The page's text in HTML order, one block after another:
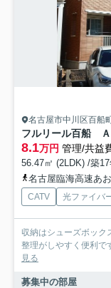
名古屋市中川区百船
フルリール百船 Ａ
8.1万円 管理/共益
56.47㎡ (2LDK) /築
名古屋臨海高速あ
CATV 光ファイバ
収納はシューズボック
整理がしやすく便利で
見る
募集中の部屋